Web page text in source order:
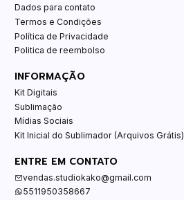
Dados para contato
Termos e Condições
Política de Privacidade
Politica de reembolso
INFORMAÇÃO
Kit Digitais
Sublimação
Mídias Sociais
Kit Inicial do Sublimador (Arquivos Grátis)
ENTRE EM CONTATO
vendas.studiokako@gmail.com
5511950358667